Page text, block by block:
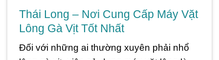
Thái Long – Nơi Cung Cấp Máy Vặt
Lông Gà Vịt Tốt Nhất
Đối với những ai thường xuyên phải nhổ